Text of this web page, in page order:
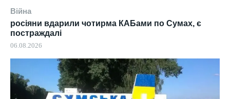
Війна
росіяни вдарили чотирма КАБами по Сумах, є
постраждалі
06.08.2026